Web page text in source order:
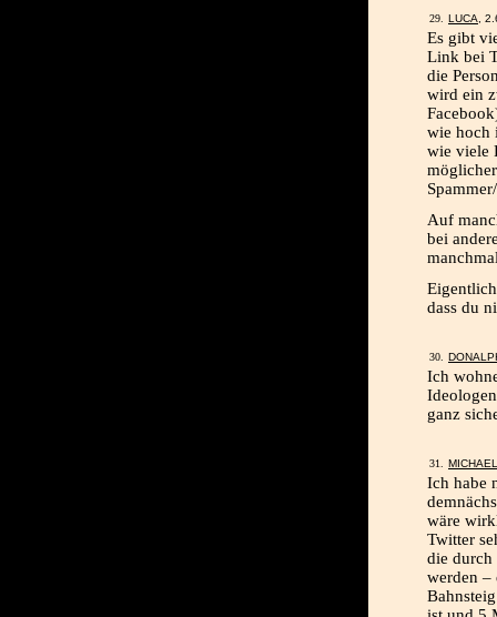
LUCA ,
Es gibt
Link bei
die
wird ein
wie hoch
wie viele
Auf
bei
dass du
Ich
ganz
Ich habe
wäre
Twitter
die durch
werden –